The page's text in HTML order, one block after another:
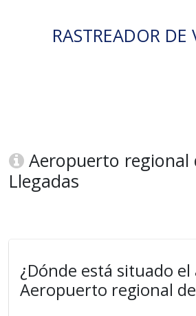
RASTREADOR DE
Aeropuerto regional
Llegadas
¿Dónde está situado
Aeropuerto regional de